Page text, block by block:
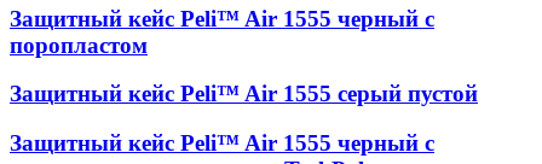
Защитный кейс Peli™ Air 1555 черный с
поропластом
Защитный кейс Peli™ Air 1555 серый пустой
Защитный кейс Peli™ Air 1555 черный с